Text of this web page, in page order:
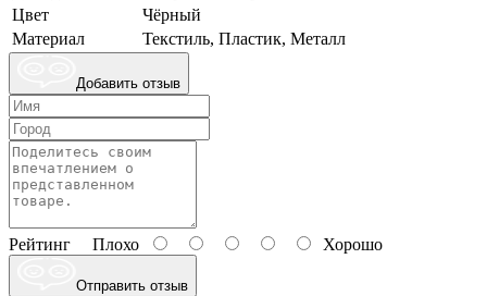
Цвет
Чёрный
Материал
Текстиль, Пластик, Металл
Добавить отзыв
Рейтинг Плохо Хорошо
Отправить отзыв